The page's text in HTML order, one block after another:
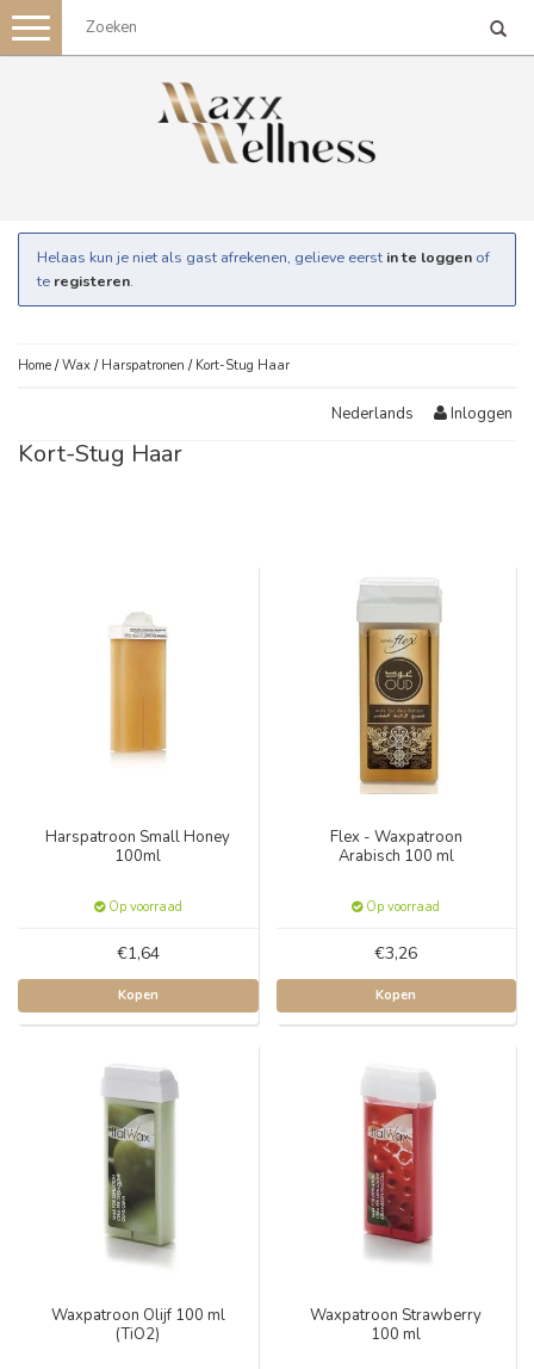
Toggle
navigation
Helaas kun je niet als gast afrekenen, gelieve eerst in te loggen of
te registeren.
Home /Wax / Harspatronen / Kort-Stug Haar
Nederlands Inloggen
Kort-Stug Haar
Harspatroon Small Honey
100ml
Op voorraad
€1,64
Kopen
Flex - Waxpatroon
Arabisch 100 ml
Op voorraad
€3,26
Kopen
Waxpatroon Olijf 100 ml
(TiO2)
Waxpatroon Strawberry
100 ml